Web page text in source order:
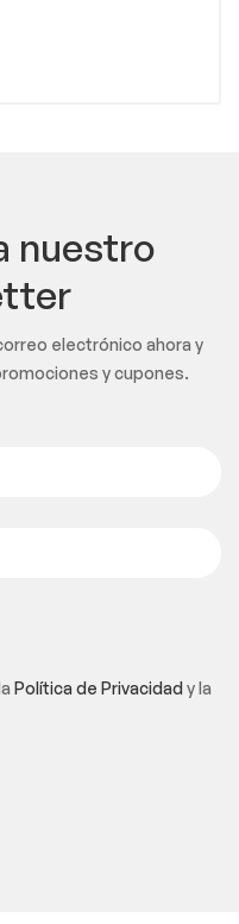
nuestro
electrónico ahora y
y cupones.
Política de Privacidady la